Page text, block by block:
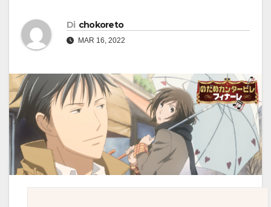
Di chokoreto
MAR 16, 2022